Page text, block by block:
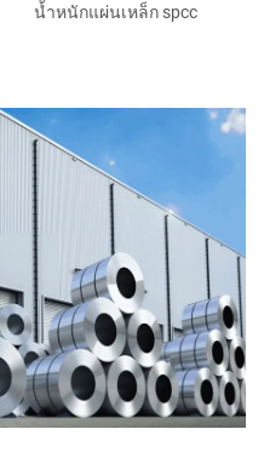
น้ำหนักแผ่นเหล็ก spcc